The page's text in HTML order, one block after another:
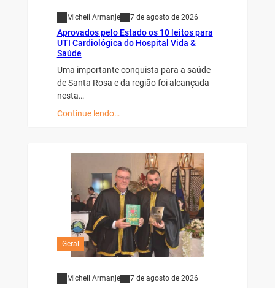
Micheli Armanje 7 de agosto de 2026
Aprovados pelo Estado os 10 leitos para
UTI Cardiológica do Hospital Vida &
Saúde
Uma importante conquista para a saúde
de Santa Rosa e da região foi alcançada
nesta…
Continue lendo…
Geral
Micheli Armanje 7 de agosto de 2026